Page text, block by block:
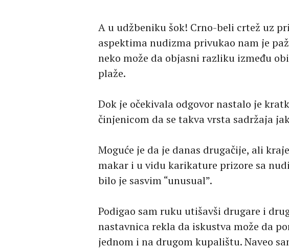
A u udžbeniku šok! Crno-beli crtež uz
aspektima nudizma privukao nam je
neko može da objasni razliku između
plaže.
Dok je očekivala odgovor nastalo je
činjenicom da se takva vrsta sadržaja
Moguće je da je danas drugačije, ali
makar i u vidu karikature prizore sa
bilo je sasvim “unusual”.
Podigao sam ruku utišavši drugare i
nastavnica rekla da iskustva može da
jednom i na drugom kupalištu. Naveo